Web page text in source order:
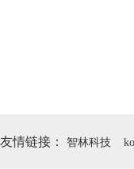
友情链接： 智林科技